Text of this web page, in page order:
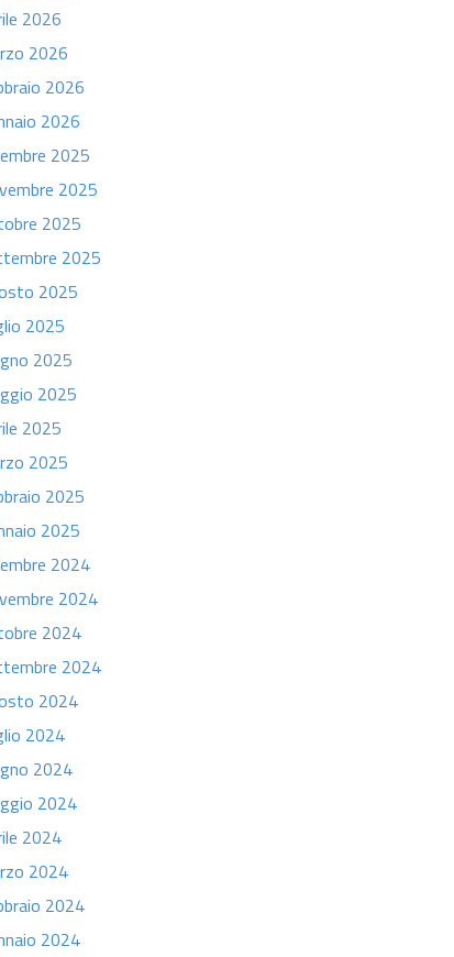
2026
2026
2026
2026
2025
2025
2025
2025
2025
2025
2025
2025
2025
2025
2025
2025
2024
2024
2024
2024
2024
2024
2024
2024
2024
2024
2024
2024